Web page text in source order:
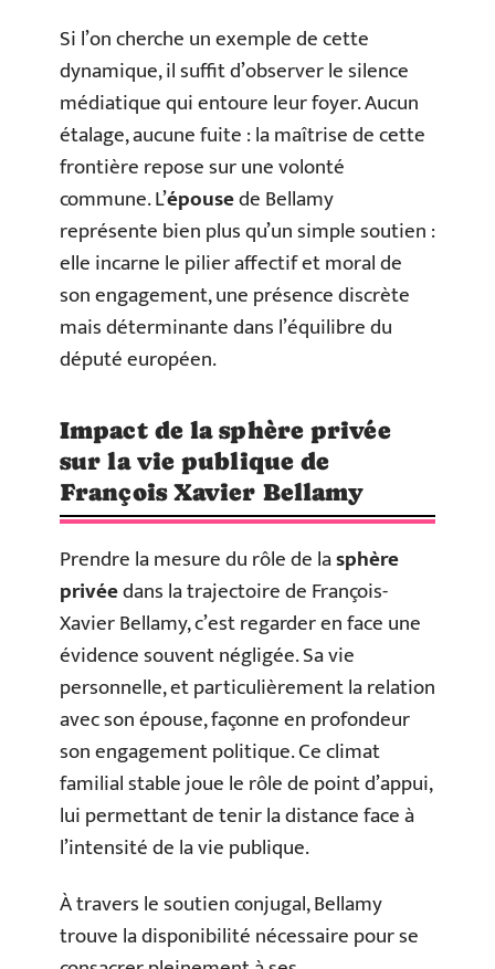
Si l’on cherche un exemple de cette
dynamique, il suffit d’observer le silence
médiatique qui entoure leur foyer. Aucun
étalage, aucune fuite : la maîtrise de cette
frontière repose sur une volonté
commune. L’épousede Bellamy
représente bien plus qu’un simple soutien :
elle incarne le pilier affectif et moral de
son engagement, une présence discrète
mais déterminante dans l’équilibre du
député européen.
Impact de la sphère privée
sur la vie publique de
François Xavier Bellamy
Prendre la mesure du rôle de lasphère
privéedans la trajectoire de François-
Xavier Bellamy, c’est regarder en face une
évidence souvent négligée. Sa vie
personnelle, et particulièrement la relation
avec son épouse, façonne en profondeur
son engagement politique. Ce climat
familial stable joue le rôle de point d’appui,
lui permettant de tenir la distance face à
l’intensité de la vie publique.
À travers le soutien conjugal, Bellamy
trouve la disponibilité nécessaire pour se